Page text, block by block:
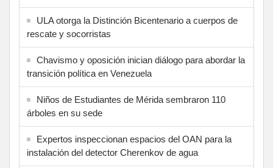
ULA otorga la Distinción Bicentenario a cuerpos de
rescate y socorristas
Chavismo y oposición inician diálogo para abordar la
transición política en Venezuela
Niños de Estudiantes de Mérida sembraron 110
árboles en su sede
Expertos inspeccionan espacios del OAN para la
instalación del detector Cherenkov de agua